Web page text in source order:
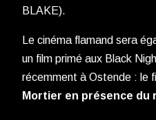
BLAKE).
Le cinéma flamand sera
un film primé aux Black
récemment à Ostende : le
Mortier en présence du